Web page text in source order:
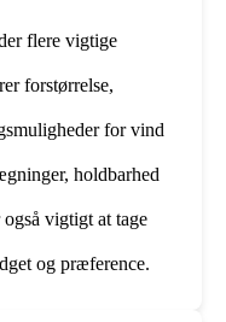
flere vigtige
forstørrelse,
for vind
holdbarhed
vigtigt at tage
og præference.